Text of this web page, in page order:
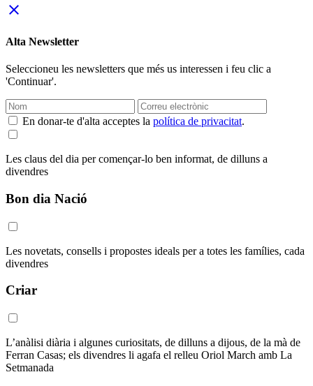
close
Alta Newsletter
Seleccioneu les newsletters que més us interessen i feu clic a
'Continuar'.
En donar-te d'alta acceptes la política de privacitat.
Les claus del dia per començar-lo ben informat, de dilluns a
divendres
Bon dia Nació
Les novetats, consells i propostes ideals per a totes les famílies, cada
divendres
Criar
L’anàlisi diària i algunes curiositats, de dilluns a dijous, de la mà de
Ferran Casas; els divendres li agafa el relleu Oriol March amb La
Setmanada